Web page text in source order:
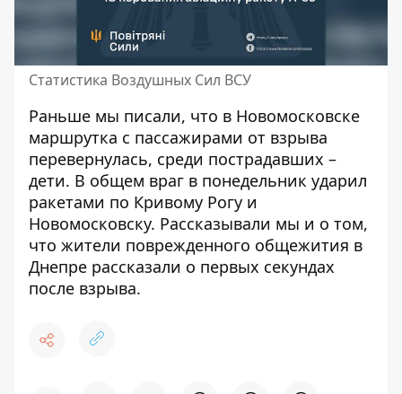
Статистика Воздушных Сил ВСУ
Раньше мы писали, что в Новомосковске
маршрутка с пассажирами от взрыва
перевернулась, среди пострадавших –
дети. В общем враг в понедельник ударил
ракетами по Кривому Рогу и
Новомосковску. Рассказывали мы и о том,
что жители поврежденного общежития в
Днепре рассказали о первых секундах
после взрыва.